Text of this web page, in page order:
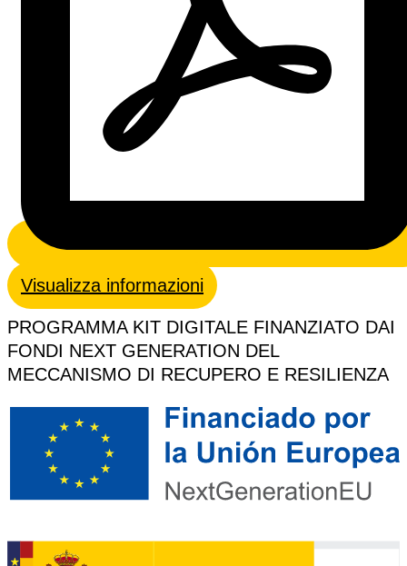
Visualizza informazioni
PROGRAMMA KIT DIGITALE FINANZIATO DAI
FONDI NEXT GENERATION DEL
MECCANISMO DI RECUPERO E RESILIENZA